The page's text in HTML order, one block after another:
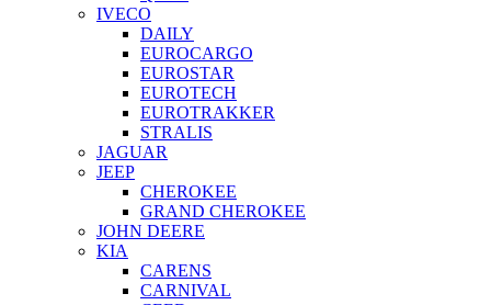
IVECO
DAILY
EUROCARGO
EUROSTAR
EUROTECH
EUROTRAKKER
STRALIS
JAGUAR
JEEP
CHEROKEE
GRAND CHEROKEE
JOHN DEERE
KIA
CARENS
CARNIVAL